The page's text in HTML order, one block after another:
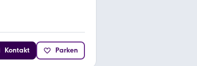
Kontakt Parken